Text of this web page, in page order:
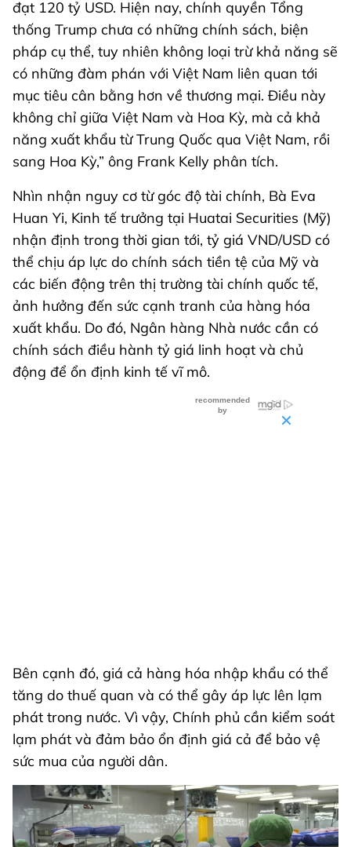
đạt 120 tỷ USD. Hiện nay, chính quyền Tổng
thống Trump chưa có những chính sách, biện
pháp cụ thể, tuy nhiên không loại trừ khả năng sẽ
có những đàm phán với Việt Nam liên quan tới
mục tiêu cân bằng hơn về thương mại. Điều này
không chỉ giữa Việt Nam và Hoa Kỳ, mà cả khả
năng xuất khẩu từ Trung Quốc qua Việt Nam, rồi
sang Hoa Kỳ,” ông Frank Kelly phân tích.
Nhìn nhận nguy cơ từ góc độ tài chính, Bà Eva
Huan Yi, Kinh tế trưởng tại Huatai Securities (Mỹ)
nhận định trong thời gian tới, tỷ giá VND/USD có
thể chịu áp lực do chính sách tiền tệ của Mỹ và
các biến động trên thị trường tài chính quốc tế,
ảnh hưởng đến sức cạnh tranh của hàng hóa
xuất khẩu. Do đó, Ngân hàng Nhà nước cần có
chính sách điều hành tỷ giá linh hoạt và chủ
động để ổn định kinh tế vĩ mô.
Bên cạnh đó, giá cả hàng hóa nhập khẩu có thể
tăng do thuế quan và có thể gây áp lực lên lạm
phát trong nước. Vì vậy, Chính phủ cần kiểm soát
lạm phát và đảm bảo ổn định giá cả để bảo vệ
sức mua của người dân.